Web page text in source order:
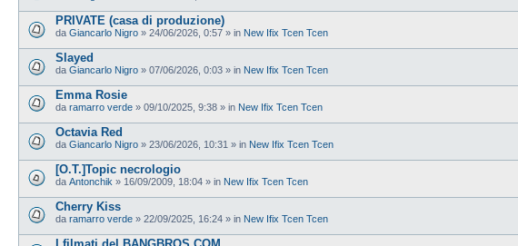
PRIVATE (casa di produzione)
da Giancarlo Nigro » 24/06/2026, 0:57 » in New Ifix Tcen Tcen
Slayed
da Giancarlo Nigro » 07/06/2026, 0:03 » in New Ifix Tcen Tcen
Emma Rosie
da ramarro verde » 09/10/2025, 9:38 » in New Ifix Tcen Tcen
Octavia Red
da Giancarlo Nigro » 23/06/2026, 10:31 » in New Ifix Tcen Tcen
[O.T.]Topic necrologio
da Antonchik » 16/09/2009, 18:04 » in New Ifix Tcen Tcen
Cherry Kiss
da ramarro verde » 22/09/2025, 16:24 » in New Ifix Tcen Tcen